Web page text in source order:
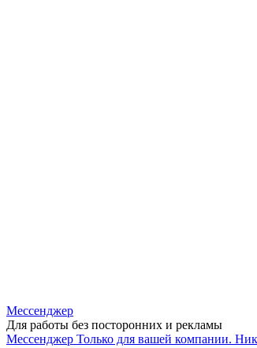
Мессенджер
Для работы без посторонних и рекламы
Мессенджер Только для вашей компании.